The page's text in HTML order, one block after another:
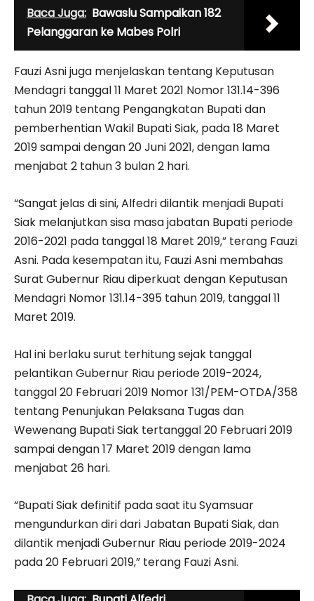
Baca Juga: Bawaslu Sampaikan 182
Pelanggaran ke Mabes Polri
Fauzi Asni juga menjelaskan tentang Keputusan
Mendagri tanggal 11 Maret 2021 Nomor 131.14-396
tahun 2019 tentang Pengangkatan Bupati dan
pemberhentian Wakil Bupati Siak, pada 18 Maret
2019 sampai dengan 20 Juni 2021, dengan lama
menjabat 2 tahun 3 bulan 2 hari.
“Sangat jelas di sini, Alfedri dilantik menjadi Bupati
Siak melanjutkan sisa masa jabatan Bupati periode
2016-2021 pada tanggal 18 Maret 2019,” terang Fauzi
Asni. Pada kesempatan itu, Fauzi Asni membahas
Surat Gubernur Riau diperkuat dengan Keputusan
Mendagri Nomor 131.14-395 tahun 2019, tanggal 11
Maret 2019.
Hal ini berlaku surut terhitung sejak tanggal
pelantikan Gubernur Riau periode 2019-2024,
tanggal 20 Februari 2019 Nomor 131/PEM-OTDA/358
tentang Penunjukan Pelaksana Tugas dan
Wewenang Bupati Siak tertanggal 20 Februari 2019
sampai dengan 17 Maret 2019 dengan lama
menjabat 26 hari.
“Bupati Siak definitif pada saat itu Syamsuar
mengundurkan diri dari Jabatan Bupati Siak, dan
dilantik menjadi Gubernur Riau periode 2019-2024
pada 20 Februari 2019,” terang Fauzi Asni.